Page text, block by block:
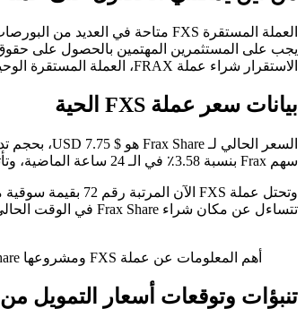
الاستقرار شراء عملة FRAX، العملة المستقرة الوحيدة في العالم ذات الخوارزميات الجزئية.
بيانات سعر عملة FXS الحية
سهم Frax بنسبة 3.58٪ في الـ 24 ساعة الماضية، وتأتي هذه المعلومات وفقا لموقع
تتساءل عن مكان شراء Frax Share في الوقت الحالي، فإن بورصات العملات المشفرة الرئيسية للتداول في أسهم Frax Share الآن هي Binance و Deepcoin و Bybit و BTCEX و BingX.
أهم المعلومات عن عملة FXS ومشروعها Frax Share
تنبؤات وتوقعات أسعار التمويل من Frax